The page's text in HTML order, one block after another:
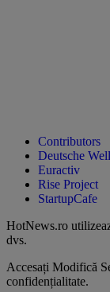
Contributors
Deutsche
Euractiv
Rise Project
StartupCafe
HotNews.ro
dvs.
Accesați Modifică
confidențialitate.